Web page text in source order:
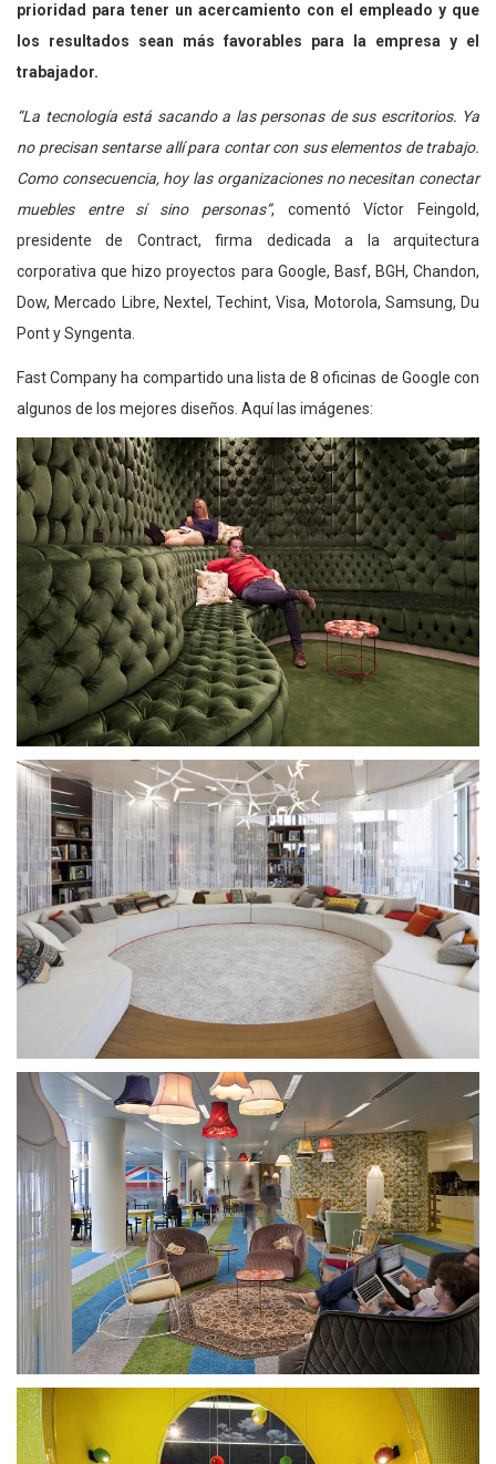
prioridad para tener un acercamiento con el empleado y que
los resultados sean más favorables para la empresa y el
trabajador.
“La tecnología está sacando a las personas de sus escritorios. Ya
no precisan sentarse allí para contar con sus elementos de trabajo.
Como consecuencia, hoy las organizaciones no necesitan conectar
muebles entre sí sino personas”, comentó Víctor Feingold,
presidente de Contract, firma dedicada a la arquitectura
corporativa que hizo proyectos para Google, Basf, BGH, Chandon,
Dow, Mercado Libre, Nextel, Techint, Visa, Motorola, Samsung, Du
Pont y Syngenta.
Fast Company ha compartido una lista de 8 oficinas de Google con
algunos de los mejores diseños. Aquí las imágenes: